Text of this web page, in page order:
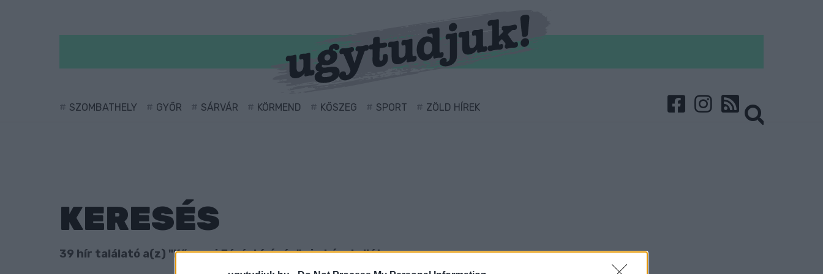
SZOMBATHELY GYŐR SÁRVÁR KÖRMEND KŐSZEG SPORT ZÖLD HÍREK
KERESÉS
39 hír találató a(z) "Kőszegi Járásbíróság" cimkével ellátva.